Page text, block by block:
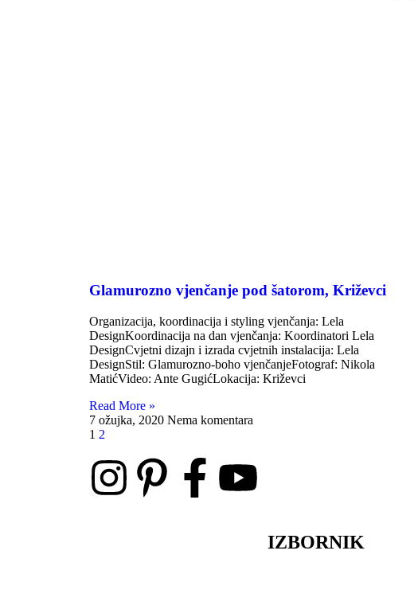
Glamurozno vjenčanje pod šatorom, Križevci
Organizacija, koordinacija i styling vjenčanja: Lela
DesignKoordinacija na dan vjenčanja: Koordinatori Lela
DesignCvjetni dizajn i izrada cvjetnih instalacija: Lela
DesignStil: Glamurozno-boho vjenčanjeFotograf: Nikola
MatićVideo: Ante GugićLokacija: Križevci
Read More »
7 ožujka, 2020 Nema komentara
1 2
IZBORNIK